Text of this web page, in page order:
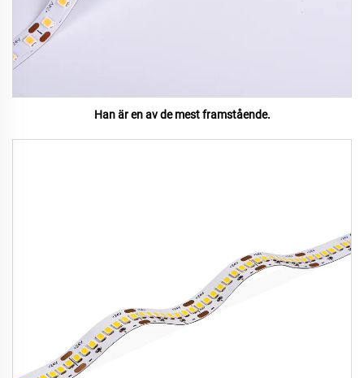
Han är en av de mest framstående.